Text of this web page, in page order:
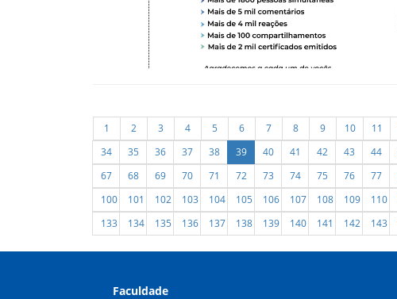
1 2 3 4 5 6 7 8 9 10 11
34
35 36 37 38 39 40 41 42 43 44
67
68 69 70 71 72 73 74 75 76 77
100
101 102 103 104 105 106 107 108 109 110
133
134 135 136 137 138 139 140 141 142 143
Faculdade